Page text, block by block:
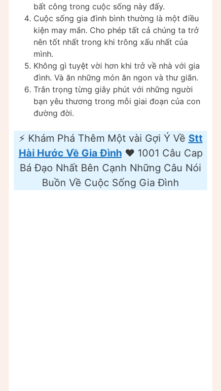
bất công trong cuộc sống này đấy.
Cuộc sống gia đình bình thường là một điều
kiện may mắn. Cho phép tất cả chúng ta trở
nên tốt nhất trong khi trông xấu nhất của
mình.
Không gì tuyệt vời hơn khi trở về nhà với gia
đình. Và ăn những món ăn ngon và thư giãn.
Trân trọng từng giây phút với những người
bạn yêu thương trong mỗi giai đoạn của con
đường đời.
⚡️ Khám Phá Thêm Một vài Gợi Ý Về Stt
Hài Hước Về Gia Đình❤️ 1001 Câu Cap
Bá Đạo Nhất Bên Cạnh Những Câu Nói
Buồn Về Cuộc Sống Gia Đình